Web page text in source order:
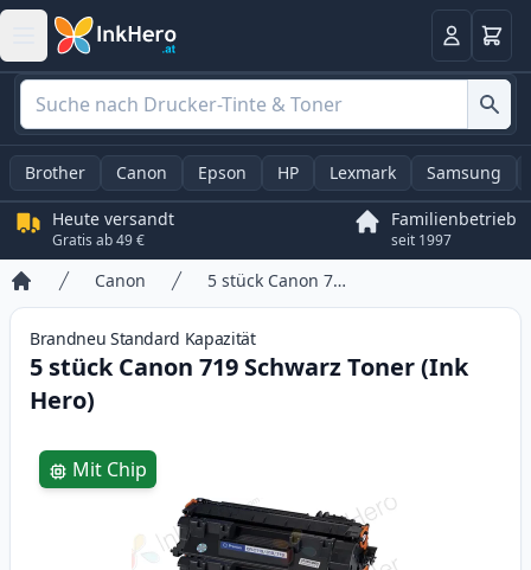
Anmelden
Brother Canon Epson HP Lexmark Samsung
Heute versandt
Gratis ab 49 €
Familienbetrieb
seit 1997
Startseite
Canon 5 stück Canon 719 Schwarz Toner (Ink Hero)
Brandneu Standard Kapazität
5 stück Canon 719 Schwarz Toner (Ink
Hero)
Product information
Mit Chip